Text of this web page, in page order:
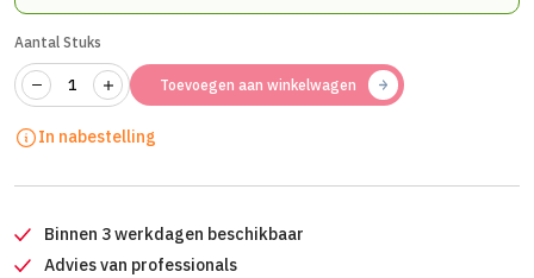
Aantal Stuks
Toevoegen aan winkelwagen
In nabestelling
Binnen 3 werkdagen beschikbaar
Advies van professionals